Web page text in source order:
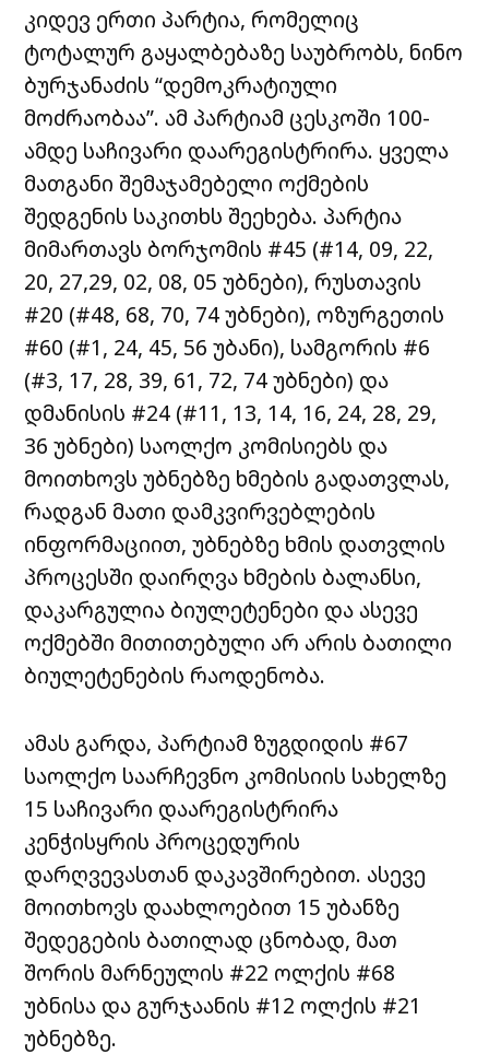
კიდევ ერთი პარტია, რომელიც
ტოტალურ გაყალბებაზე საუბრობს, ნინო
ბურჯანაძის “დემოკრატიული
მოძრაობაა”. ამ პარტიამ ცესკოში 100-
ამდე საჩივარი დაარეგისტრირა. ყველა
მათგანი შემაჯამებელი ოქმების
შედგენის საკითხს შეეხება. პარტია
მიმართავს ბორჯომის #45 (#14, 09, 22,
20, 27,29, 02, 08, 05 უბნები), რუსთავის
#20 (#48, 68, 70, 74 უბნები), ოზურგეთის
#60 (#1, 24, 45, 56 უბანი), სამგორის #6
(#3, 17, 28, 39, 61, 72, 74 უბნები) და
დმანისის #24 (#11, 13, 14, 16, 24, 28, 29,
36 უბნები) საოლქო კომისიებს და
მოითხოვს უბნებზე ხმების გადათვლას,
რადგან მათი დამკვირვებლების
ინფორმაციით, უბნებზე ხმის დათვლის
პროცესში დაირღვა ხმების ბალანსი,
დაკარგულია ბიულეტენები და ასევე
ოქმებში მითითებული არ არის ბათილი
ბიულეტენების რაოდენობა.
ამას გარდა, პარტიამ ზუგდიდის #67
საოლქო საარჩევნო კომისიის სახელზე
15 საჩივარი დაარეგისტრირა
კენჭისყრის პროცედურის
დარღვევასთან დაკავშირებით. ასევე
მოითხოვს დაახლოებით 15 უბანზე
შედეგების ბათილად ცნობად, მათ
შორის მარნეულის #22 ოლქის #68
უბნისა და გურჯაანის #12 ოლქის #21
უბნებზე.